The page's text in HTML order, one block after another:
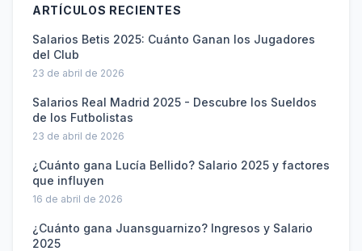
ARTÍCULOS RECIENTES
Salarios Betis 2025: Cuánto Ganan los Jugadores
del Club
23 de abril de 2026
Salarios Real Madrid 2025 - Descubre los Sueldos
de los Futbolistas
23 de abril de 2026
¿Cuánto gana Lucía Bellido? Salario 2025 y factores
que influyen
16 de abril de 2026
¿Cuánto gana Juansguarnizo? Ingresos y Salario
2025